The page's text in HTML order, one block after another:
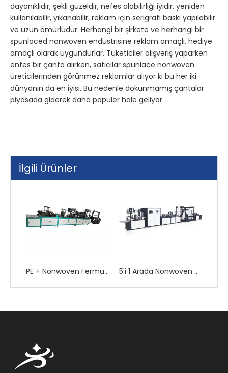
dayanıklıdır, şekli güzeldir, nefes alabilirliği iyidir, yeniden
kullanılabilir, yıkanabilir, reklam için serigrafi baskı yapılabilir
ve uzun ömürlüdür. Herhangi bir şirkete ve herhangi bir
spunlaced nonwoven endüstrisine reklam amaçlı, hediye
amaçlı olarak uygundurlar. Tüketiciler alışveriş yaparken
enfes bir çanta alırken, satıcılar spunlace nonwoven
üreticilerinden görünmez reklamlar alıyor ki bu her iki
dünyanın da en iyisi. Bu nedenle dokunmamış çantalar
piyasada giderek daha popüler hale geliyor.
İlgili Ürünler
PE + Nonwoven Fermuar Kilitli Çanta Yapma Makinesi 5'i 1 Arada Nonwoven Çanta Yapma Makinesi